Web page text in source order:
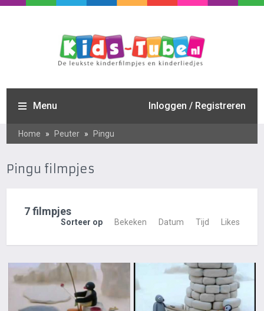
Menu Inloggen / Registreren
Home » Peuter » Pingu
Pingu filmpjes
7 filmpjes
Sorteer op Bekeken Datum Tijd Likes